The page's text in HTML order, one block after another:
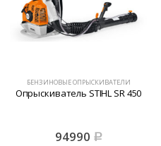
БЕНЗИНОВЫЕ ОПРЫСКИВАТЕЛИ
Опрыскиватель STIHL SR 450
94990 Р